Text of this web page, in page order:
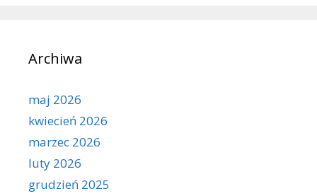
Archiwa
maj 2026
kwiecień 2026
marzec 2026
luty 2026
grudzień 2025